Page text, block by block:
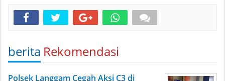
berita Rekomendasi
Polsek Langgam Cegah Aksi C3 di